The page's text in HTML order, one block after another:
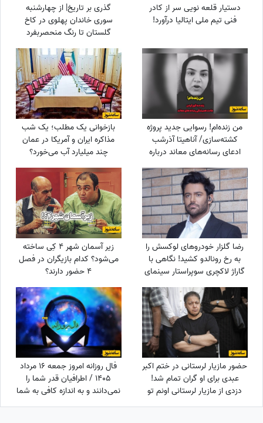
دستیار قلعه نویی سر از کادر
فنی تیم ملی ایتالیا درآورد!
گذری بر تاریخ| از چهارشنبه
سوری خاندان پهلوی در کاخ
گلستان تا رنگ منحصربفرد
شورولت کوروت 1979 در محله در
گیشا، 60 سال پیش
من زنده‌ام! رسوایی جدید پروژه‌
کشته‌سازی/ آناهیتا آذرشب
ادعای رسانه‌های معاند درباره
کشته‌شدنش را تکذیب کرد
بازخوانی یک مطلب؛ یک شب
مذاکره ایران و آمریکا در عمان
چند میلیارد آب می‌خورد؟
رضا گلزار خودروهای لوکسش را
به رخ رونالدو کشید! نگاهی با
گاراژ لاکچری سوپراستار سینمای
ایران+عکس
زیر آسمان شهر 4 کِی ساخته
می‌شود؟ کدام بازیگران در فصل
4 حضور دارند؟
حضور مازیار لرستانی در ختم اکبر
عبدی برای او گران تمام شد!
دزدی از مازیار لرستانی اونم تو
فال روزانه امروز جمعه 16 مرداد
1405 / اطرافیان قدر شما را
نمی‌دانند و به اندازه کافی به شما